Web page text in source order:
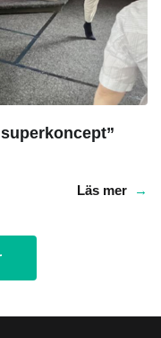
Läs mer